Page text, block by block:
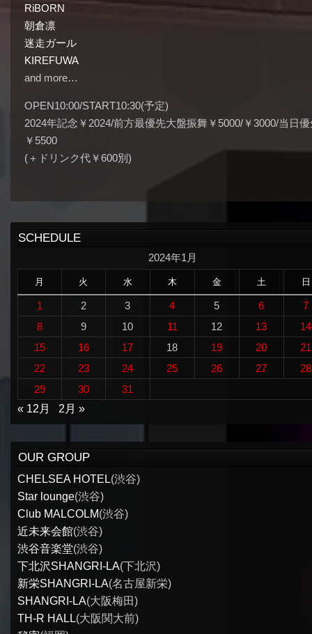
RiBORN
朝倉凛
迷走ガール
KIREFUWA
and more…
OPEN10:00/START10:30(予定)
2024年記念￥2024/前方最優先大盤振舞￥5000/￥3000/当日
￥5500
(＋ドリンク代￥600別)
SCHEDULE
2024年1月
月 火 水 木 金 土 日
1 2 3 4 5 6
7
8
9 10 11 12 13
14
15
16 17 18 19 20
21
22
23 24 25 26 27
28
29
30
31
« 12月
2月 »
OUR GROUP
CHELSEA HOTEL(渋谷)
Star lounge(渋谷)
Club MALCOLM(渋谷)
近未来会館(渋谷)
渋谷音楽堂(渋谷)
下北沢SHANGRI-LA(下北沢)
新栄SHANGRI-LA(名古屋新栄)
SHANGRI-LA(大阪梅田)
TH-R HALL(大阪関大前)